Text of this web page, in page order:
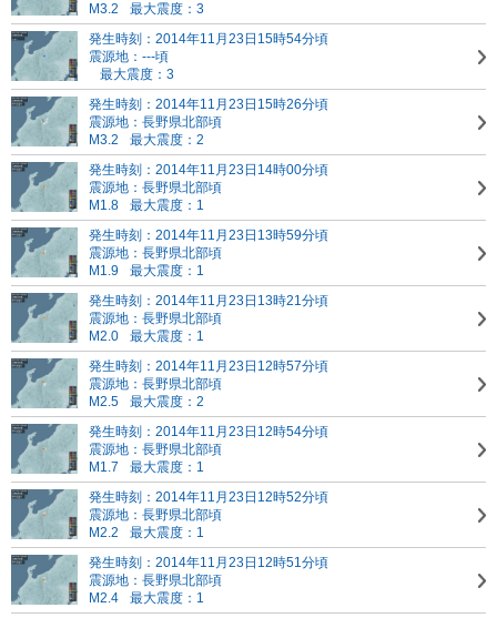
M3.2
最大震度：3
発生時刻：2014年11月23日15時54分頃
震源地：---頃
最大震度：3
発生時刻：2014年11月23日15時26分頃
震源地：長野県北部頃
M3.2
最大震度：2
発生時刻：2014年11月23日14時00分頃
震源地：長野県北部頃
M1.8
最大震度：1
発生時刻：2014年11月23日13時59分頃
震源地：長野県北部頃
M1.9
最大震度：1
発生時刻：2014年11月23日13時21分頃
震源地：長野県北部頃
M2.0
最大震度：1
発生時刻：2014年11月23日12時57分頃
震源地：長野県北部頃
M2.5
最大震度：2
発生時刻：2014年11月23日12時54分頃
震源地：長野県北部頃
M1.7
最大震度：1
発生時刻：2014年11月23日12時52分頃
震源地：長野県北部頃
M2.2
最大震度：1
発生時刻：2014年11月23日12時51分頃
震源地：長野県北部頃
M2.4
最大震度：1